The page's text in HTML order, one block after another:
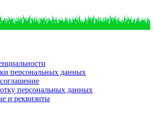
персональных данных
персональных данных
и реквизиты